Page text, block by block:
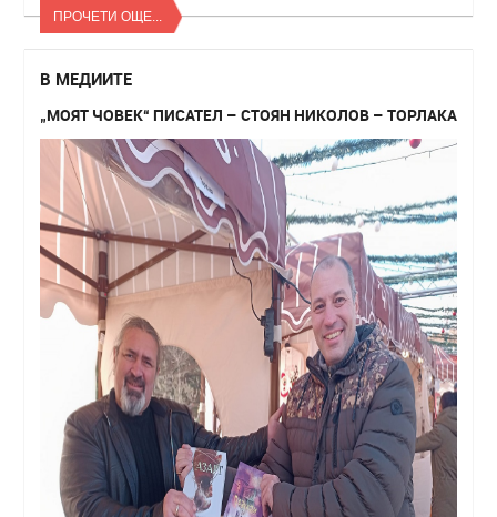
ПРОЧЕТИ ОЩЕ...
В МЕДИИТЕ
„МОЯТ ЧОВЕК“ ПИСАТЕЛ – СТОЯН НИКОЛОВ – ТОРЛАКА